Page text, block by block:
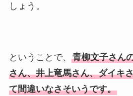
しょう。
ということで、 青柳文子さん
さん、井上竜馬さん、ダイキ
て間違いなさそいうです。